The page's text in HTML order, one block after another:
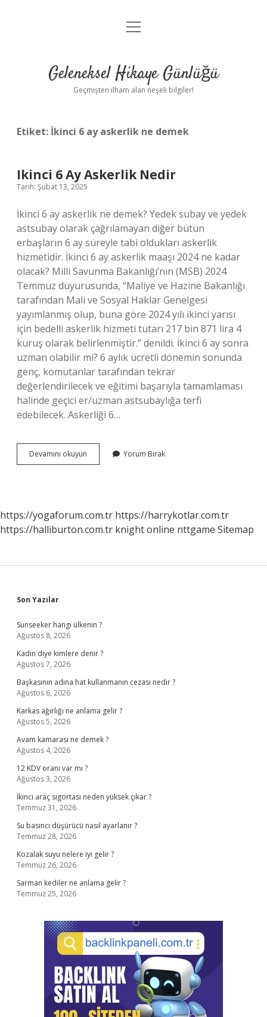
Anasayfa
Yasal Uyarı
menüyü
Geleneksel Hikaye Günlüğü
Geçmişten ilham alan neşeli bilgiler!
Etiket: İkinci 6 ay askerlik ne demek
Ikinci 6 Ay Askerlik Nedir
Tarih: Şubat 13, 2025
İkinci 6 ay askerlik ne demek? Yedek subay ve yedek
astsubay olarak çağrılamayan diğer bütün
erbaşların 6 ay süreyle tabi oldukları askerlik
hizmetidir. İkinci 6 ay askerlik maaşı 2024 ne kadar
olacak? Milli Savunma Bakanlığı’nın (MSB) 2024
Temmuz duyurusunda, “Maliye ve Hazine Bakanlığı
tarafından Mali ve Sosyal Haklar Genelgesi
yayımlanmış olup, buna göre 2024 yılı ikinci yarısı
için bedelli askerlik hizmeti tutarı 217 bin 871 lira 4
kuruş olarak belirlenmiştir.” denildi. İkinci 6 ay sonra
uzman olabilir mi? 6 aylık ücretli dönemin sonunda
genç, komutanlar tarafından tekrar
değerlendirilecek ve eğitimi başarıyla tamamlaması
halinde geçici er/uzman astsubaylığa terfi
edebilecek. Askerliği 6…
Devamını okuyun
6
Yorum Bırak
https://yogaforum.com.tr https://harrykotlar.com.tr
https://halliburton.com.tr knight online nttgame Sitemap
Sidebar
Son Yazılar
Sunseeker hangi ülkenin ?
Ağustos 8, 2026
Kadın diye kimlere denir ?
Ağustos 7, 2026
Başkasının adına hat kullanmanın cezası nedir ?
Ağustos 6, 2026
Karkas ağırlığı ne anlama gelir ?
Ağustos 5, 2026
Avam kamarası ne demek ?
Ağustos 4, 2026
12 KDV oranı var mı ?
Ağustos 3, 2026
İkinci araç sigortası neden yüksek çıkar ?
Temmuz 31, 2026
Su basıncı düşürücü nasıl ayarlanır ?
Temmuz 28, 2026
Kozalak suyu nelere iyi gelir ?
Temmuz 26, 2026
Sarman kediler ne anlama gelir ?
Temmuz 25, 2026